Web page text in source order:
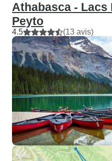
Athabasca - Lacs
Peyto
4.5 (13 avis)